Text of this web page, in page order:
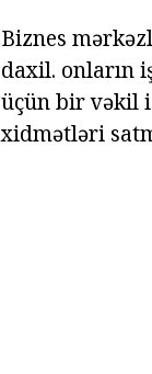
Biznes
daxil. onların
üçün bir vəkil
xidmətləri